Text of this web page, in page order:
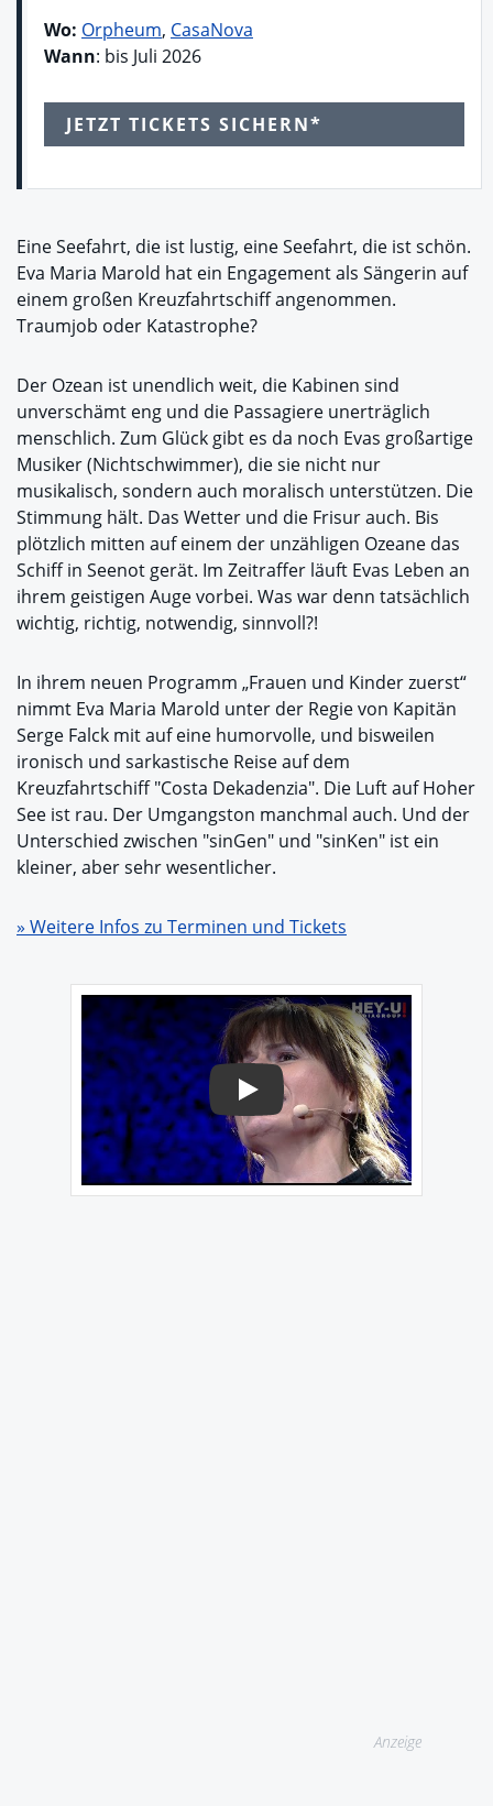
Wo: Orpheum, CasaNova
Wann: bis Juli 2026
JETZT TICKETS SICHERN*
Eine Seefahrt, die ist lustig, eine Seefahrt, die ist schön.
Eva Maria Marold hat ein Engagement als Sängerin auf
einem großen Kreuzfahrtschiff angenommen.
Traumjob oder Katastrophe?
Der Ozean ist unendlich weit, die Kabinen sind
unverschämt eng und die Passagiere unerträglich
menschlich. Zum Glück gibt es da noch Evas großartige
Musiker (Nichtschwimmer), die sie nicht nur
musikalisch, sondern auch moralisch unterstützen. Die
Stimmung hält. Das Wetter und die Frisur auch. Bis
plötzlich mitten auf einem der unzähligen Ozeane das
Schiff in Seenot gerät. Im Zeitraffer läuft Evas Leben an
ihrem geistigen Auge vorbei. Was war denn tatsächlich
wichtig, richtig, notwendig, sinnvoll?!
In ihrem neuen Programm „Frauen und Kinder zuerst“
nimmt Eva Maria Marold unter der Regie von Kapitän
Serge Falck mit auf eine humorvolle, und bisweilen
ironisch und sarkastische Reise auf dem
Kreuzfahrtschiff "Costa Dekadenzia". Die Luft auf Hoher
See ist rau. Der Umgangston manchmal auch. Und der
Unterschied zwischen "sinGen" und "sinKen" ist ein
kleiner, aber sehr wesentlicher.
» Weitere Infos zu Terminen und Tickets
Play
Anzeige